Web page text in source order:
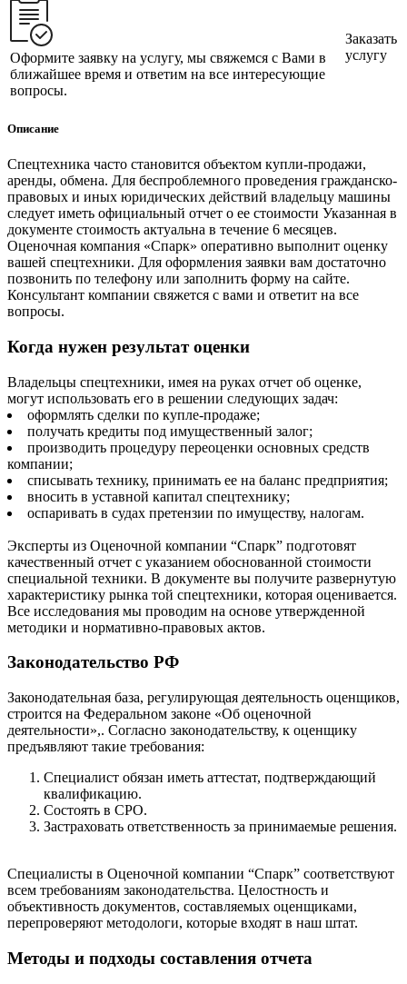
Оформите заявку на услугу, мы свяжемся с Вами в
ближайшее время и ответим на все интересующие
вопросы.
Заказать
услугу
Описание
Спецтехника часто становится объектом купли-продажи,
аренды, обмена. Для беспроблемного проведения гражданско-
правовых и иных юридических действий владельцу машины
следует иметь официальный отчет о ее стоимости Указанная в
документе стоимость актуальна в течение 6 месяцев.
Оценочная компания «Спарк» оперативно выполнит оценку
вашей спецтехники. Для оформления заявки вам достаточно
позвонить по телефону или заполнить форму на сайте.
Консультант компании свяжется с вами и ответит на все
вопросы.
Когда нужен результат оценки
Владельцы спецтехники, имея на руках отчет об оценке,
могут использовать его в решении следующих задач:
оформлять сделки по купле-продаже;
получать кредиты под имущественный залог;
производить процедуру переоценки основных средств
компании;
списывать технику, принимать ее на баланс предприятия;
вносить в уставной капитал спецтехнику;
оспаривать в судах претензии по имуществу, налогам.
Эксперты из Оценочной компании “Спарк” подготовят
качественный отчет с указанием обоснованной стоимости
специальной техники. В документе вы получите развернутую
характеристику рынка той спецтехники, которая оценивается.
Все исследования мы проводим на основе утвержденной
методики и нормативно-правовых актов.
Законодательство РФ
Законодательная база, регулирующая деятельность оценщиков,
строится на Федеральном законе «Об оценочной
деятельности»,. Согласно законодательству, к оценщику
предъявляют такие требования:
Специалист обязан иметь аттестат, подтверждающий
квалификацию.
Состоять в СРО.
Застраховать ответственность за принимаемые решения.
Специалисты в Оценочной компании “Спарк” соответствуют
всем требованиям законодательства. Целостность и
объективность документов, составляемых оценщиками,
перепроверяют методологи, которые входят в наш штат.
Методы и подходы составления отчета